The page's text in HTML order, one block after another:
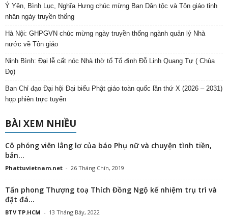
Ý Yên, Bình Lục, Nghĩa Hưng chúc mừng Ban Dân tộc và Tôn giáo tỉnh
nhân ngày truyền thống
Hà Nội: GHPGVN chúc mừng ngày truyền thống ngành quản lý Nhà
nước về Tôn giáo
Ninh Bình: Đại lễ cất nóc Nhà thờ tổ Tổ đình Đỗ Linh Quang Tự ( Chùa
Đọ)
Ban Chỉ đạo Đại hội Đại biểu Phật giáo toàn quốc lần thứ X (2026 – 2031)
họp phiên trực tuyến
BÀI XEM NHIỀU
Cô phóng viên lẳng lơ của báo Phụ nữ và chuyện tình tiền,
bản...
Phattuvietnam.net - 26 Tháng Chín, 2019
Tấn phong Thượng toạ Thích Đồng Ngộ kế nhiệm trụ trì và
đặt đá...
BTV TP.HCM - 13 Tháng Bảy, 2022